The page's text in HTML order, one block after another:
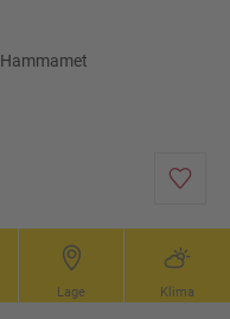
Hammamet
Lage Klima